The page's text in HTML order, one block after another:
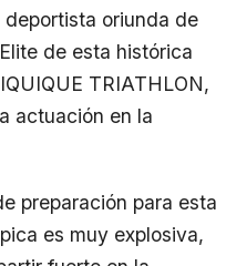
oriunda de
de esta histórica
TRIATHLON,
actuación en la
preparación para esta
es muy explosiva,